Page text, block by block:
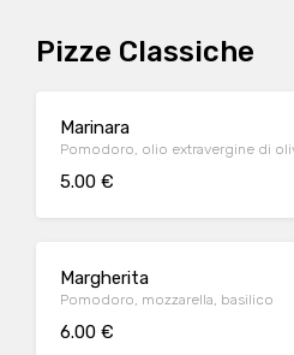
Pizze Classiche
Marinara
Pomodoro, olio extravergine di
5.00 €
Margherita
Pomodoro, mozzarella, basilico
6.00 €